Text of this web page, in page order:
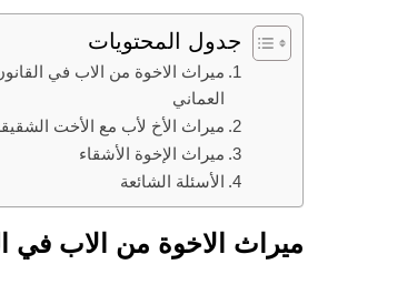
جدول المحتويات
ميراث الاخوة من الاب في
العماني
ميراث الأخ لأب مع الأخت
ميراث الإخوة الأشقاء
الأسئلة الشائعة
ميراث الاخوة من الاب في